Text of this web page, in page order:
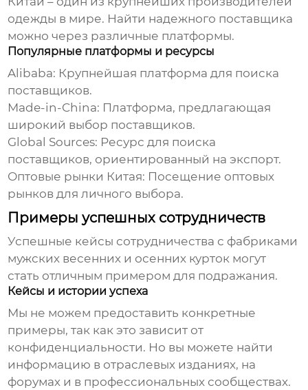
одежды в мире. Найти надежного поставщика
можно через различные платформы.
Популярные платформы и ресурсы
Alibaba: Крупнейшая платформа для поиска
поставщиков.
Made-in-China: Платформа, предлагающая
широкий выбор поставщиков.
Global Sources: Ресурс для поиска
поставщиков, ориентированный на экспорт.
Оптовые рынки Китая: Посещение оптовых
рынков для личного выбора.
Примеры успешных сотрудничеств
Успешные кейсы сотрудничества с фабриками
мужских весенних и осенних курток могут
стать отличным примером для подражания.
Кейсы и истории успеха
Мы не можем предоставить конкретные
примеры, так как это зависит от
конфиденциальности. Но вы можете найти
информацию в отраслевых изданиях, на
форумах и в профессиональных сообществах.